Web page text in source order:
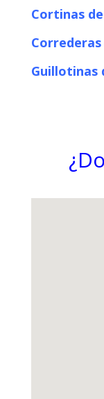
Cortinas
Guillotinas